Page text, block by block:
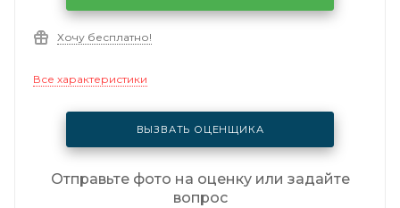
Хочу бесплатно!
Все характеристики
ВЫЗВАТЬ ОЦЕНЩИКА
Отправьте фото на оценку или задайте
вопрос